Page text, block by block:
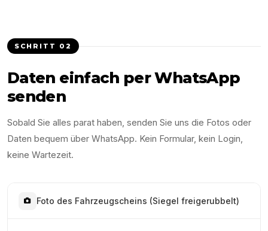
SCHRITT 02
Daten einfach per WhatsApp
senden
Sobald Sie alles parat haben, senden Sie uns die Fotos oder
Daten bequem über WhatsApp. Kein Formular, kein Login,
keine Wartezeit.
Foto des Fahrzeugscheins (Siegel freigerubbelt)